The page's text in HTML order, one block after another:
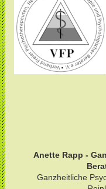
Anette Rapp -
Ganzheitliche